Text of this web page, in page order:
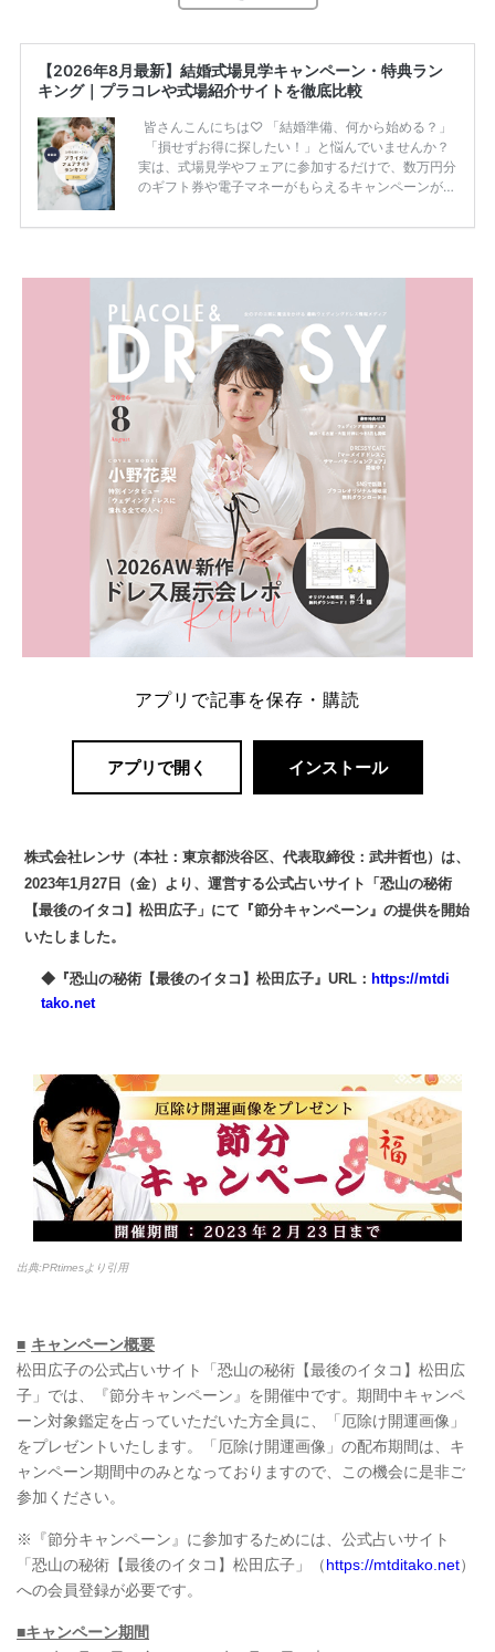
【2026年8月最新】結婚式場見学キャンペーン・特典ラン
キング｜プラコレや式場紹介サイトを徹底比較
皆さんこんにちは♡ 「結婚準備、何から始める？」
「損せずお得に探したい！」と悩んでいませんか？
実は、式場見学やフェアに参加するだけで、数万円分
のギフト券や電子マネーがもらえるキャンペーンがあ
ため、比較せずに選ぶと損をしてしまうことも……。
内容：特典金額・条件・応募方法・注意点 「どこが
一番お得？」「プラコレの特典は？」といった疑問も
解決します。 まずは診断で候補を絞れる「ウェディ
ング診断」か、体験型 […]
続きを読む
アプリで記事を保存・購読
アプリで開く インストール
株式会社レンサ（本社：東京都渋谷区、代表取締役：武井哲也）は、
2023年1月27日（金）より、運営する公式占いサイト「恐山の秘術
【最後のイタコ】松田広子」にて『節分キャンペーン』の提供を開始
いたしました。
◆『恐山の秘術【最後のイタコ】松田広子』URL： https://mtdi
tako.net
出典:PRtimesより引用
■ キャンペーン概要
松田広子の公式占いサイト「恐山の秘術【最後のイタコ】松田広
子」では、『節分キャンペーン』を開催中です。期間中キャンペ
ーン対象鑑定を占っていただいた方全員に、「厄除け開運画像」
をプレゼントいたします。「厄除け開運画像」の配布期間は、キ
ャンペーン期間中のみとなっておりますので、この機会に是非ご
参加ください。
※『節分キャンペーン』に参加するためには、公式占いサイト
「恐山の秘術【最後のイタコ】松田広子」（https://mtditako.net）
への会員登録が必要です。
■キャンペーン期間